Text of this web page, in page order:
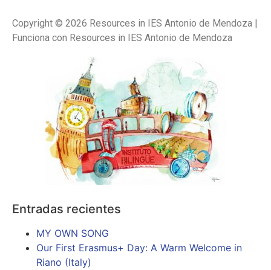
Copyright © 2026 Resources in IES Antonio de Mendoza |
Funciona con Resources in IES Antonio de Mendoza
Entradas recientes
MY OWN SONG
Our First Erasmus+ Day: A Warm Welcome in
Riano (Italy)